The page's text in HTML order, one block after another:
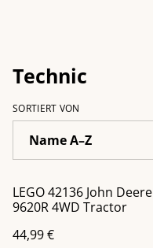
Technic
SORTIERT VON
LEGO 42136 John Deere
9620R 4WD Tractor
44,99 €